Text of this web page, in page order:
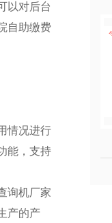
以对后台
自助缴费
情况进行
能，支持
询机厂家
产的产